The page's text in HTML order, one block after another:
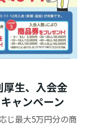
生、入会金
ャンペーン
じ最大5万円分の商